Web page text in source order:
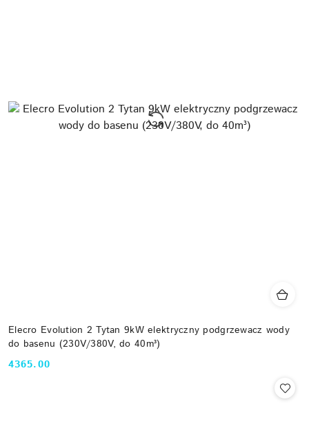
Elecro Evolution 2 Tytan 9kW elektryczny podgrzewacz wody
do basenu (230V/380V, do 40m³)
Cena:
4365.00